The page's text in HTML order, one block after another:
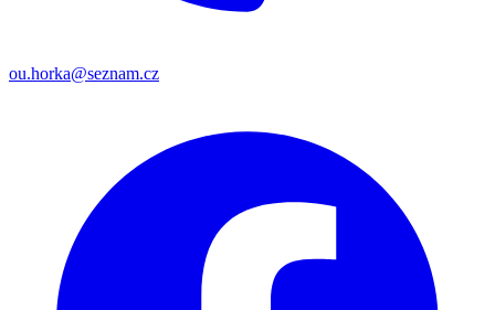
ou.horka@seznam.cz